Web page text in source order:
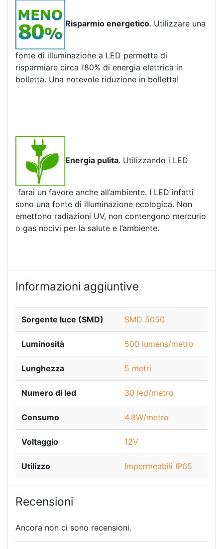
Risparmio energetico. Utilizzare una
fonte di illuminazione a LED permette di
risparmiare circa l’80% di energia elettrica in
bolletta. Una notevole riduzione in bolletta!
Energia pulita. Utilizzando i LED
farai un favore anche all’ambiente. I LED infatti
sono una fonte di illuminazione ecologica. Non
emettono radiazioni UV, non contengono mercurio
o gas nocivi per la salute e l’ambiente.
Informazioni aggiuntive
Sorgente luce (SMD) SMD 5050
Luminosità 500 lumens/metro
Lunghezza 5 metri
Numero di led 30 led/metro
Consumo 4.8W/metro
Voltaggio 12V
Utilizzo Impermeabili IP65
Recensioni
Ancora non ci sono recensioni.